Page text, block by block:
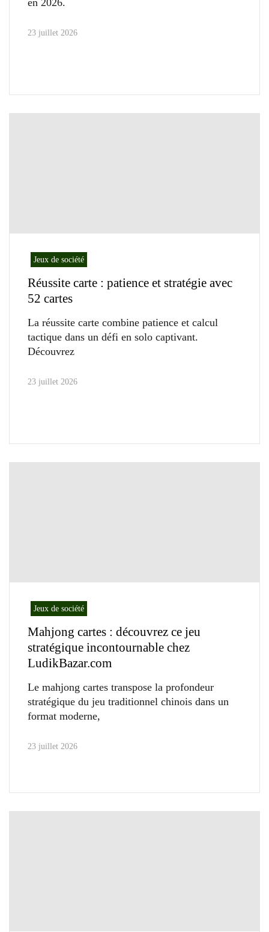
en 2026.
23 juillet 2026
Jeux de société
Réussite carte : patience et stratégie avec
52 cartes
La réussite carte combine patience et calcul
tactique dans un défi en solo captivant.
Découvrez
23 juillet 2026
Jeux de société
Mahjong cartes : découvrez ce jeu
stratégique incontournable chez
LudikBazar.com
Le mahjong cartes transpose la profondeur
stratégique du jeu traditionnel chinois dans un
format moderne,
23 juillet 2026